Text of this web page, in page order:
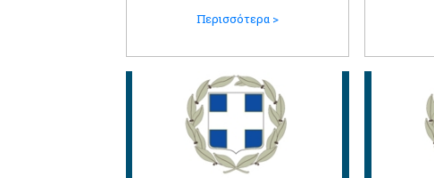
Περισσότερα >